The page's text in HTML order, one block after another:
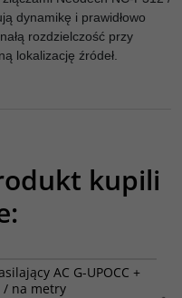
dynamikę i prawidłowo
rozdzielczość przy
lokalizację źródeł.
kupili
AC G-UPOCC +
na metry